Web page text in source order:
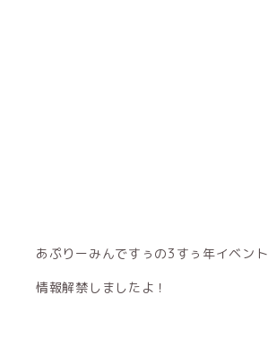
あぷりーみんですぅの3すぅ年イベント
情報解禁しましたよ！